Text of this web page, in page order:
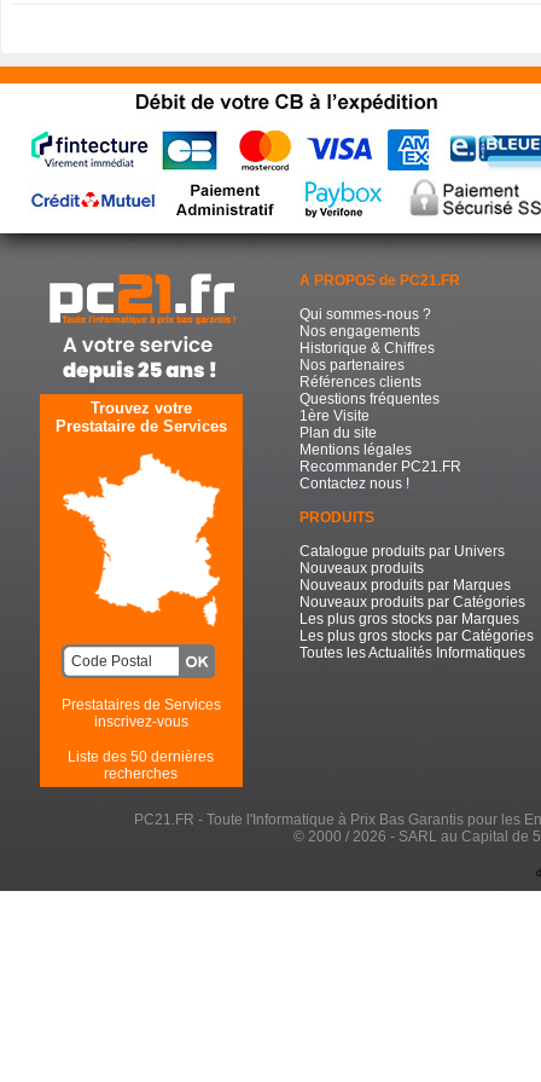
Trouvez votre
Prestataire de Services
Prestataires de Services
inscrivez-vous
Liste des 50 dernières
recherches
A PROPOS de PC21.FR
Qui sommes-nous ?
Nos engagements
Historique & Chiffres
Nos partenaires
Références clients
Questions fréquentes
1ère Visite
Plan du site
Mentions légales
Recommander PC21.FR
Contactez nous !
PRODUITS
Catalogue produits par Univers
Nouveaux produits
Nouveaux produits par Marques
Nouveaux produits par Catégories
Les plus gros stocks par Marques
Les plus gros stocks par Catégories
Toutes les Actualités Informatiques
PC21.FR - Toute l'Informatique à Prix Bas Garantis pour les
© 2000 / 2026 - SARL au Capital de